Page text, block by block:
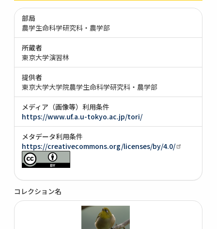
部局
農学生命科学研究科・農学部
所蔵者
東京大学演習林
提供者
東京大学大学院農学生命科学研究科・農学部
メディア（画像等）利用条件
https://www.uf.a.u-tokyo.ac.jp/tori/
メタデータ利用条件
https://creativecommons.org/licenses/by/4.0/
コレクション名